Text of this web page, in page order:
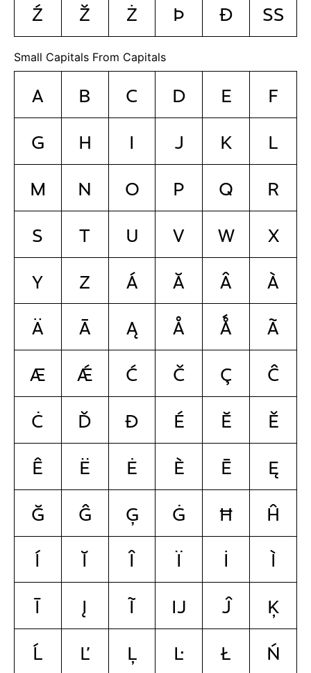
ź
ž ż þ ð ß
Small Capitals From Capitals
A B C D E
F
G
H I J K
L
M
N O P Q
R
S
T U V W
X
Y
Z Á Ă Â
À
Ä
Ā Ą Å Ǻ
Ã
Æ
Ǽ Ć Č Ç
Ĉ
Ċ
Ď Đ É Ĕ
Ě
Ê
Ë Ė È Ē
Ę
Ğ
Ĝ Ģ Ġ Ħ
Ĥ
Í
Ĭ Î Ï İ
Ì
Ī
Į Ĩ Ĳ Ĵ
Ķ
Ĺ
Ľ Ļ Ŀ Ł
Ń